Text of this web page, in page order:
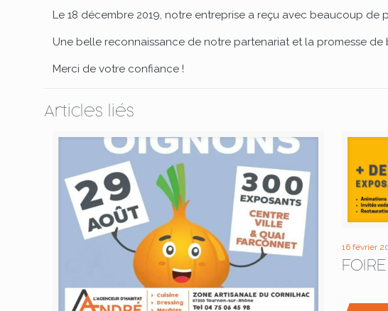
Le 18 décembre 2019, notre entreprise a reçu avec beaucoup de
Une belle reconnaissance de notre partenariat et la promesse
Merci de votre confiance !
Articles liés
16 février